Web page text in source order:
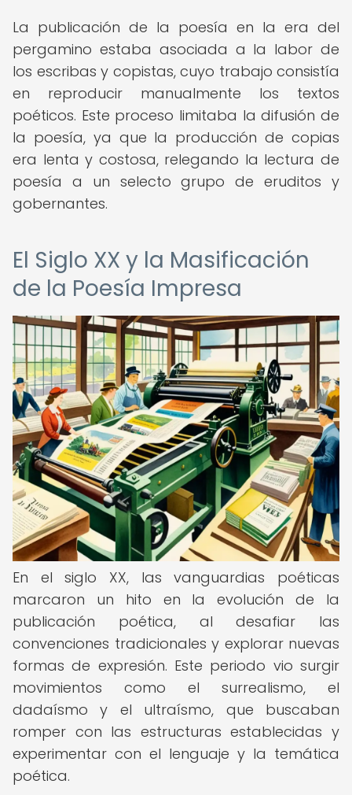
La publicación de la poesía en la era del
pergamino estaba asociada a la labor de
los escribas y copistas, cuyo trabajo consistía
en reproducir manualmente los textos
poéticos. Este proceso limitaba la difusión de
la poesía, ya que la producción de copias
era lenta y costosa, relegando la lectura de
poesía a un selecto grupo de eruditos y
gobernantes.
El Siglo XX y la Masificación
de la Poesía Impresa
En el siglo XX, las vanguardias poéticas
marcaron un hito en la evolución de la
publicación poética, al desafiar las
convenciones tradicionales y explorar nuevas
formas de expresión. Este periodo vio surgir
movimientos como el surrealismo, el
dadaísmo y el ultraísmo, que buscaban
romper con las estructuras establecidas y
experimentar con el lenguaje y la temática
poética.